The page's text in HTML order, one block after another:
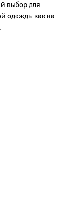
выбор для
одежды как на